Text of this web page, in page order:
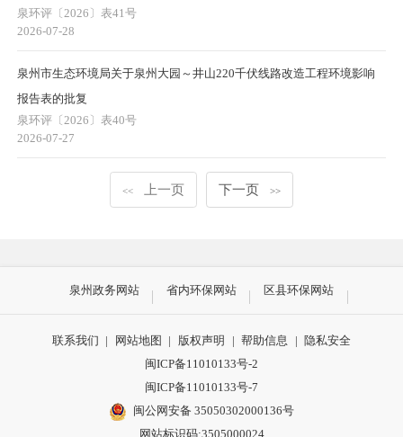
泉环评〔2026〕表41号
2026-07-28
泉州市生态环境局关于泉州大园～井山220千伏线路改造工程环境影响
报告表的批复
泉环评〔2026〕表40号
2026-07-27
<< 上一页 下一页 >>
泉州政务网站 省内环保网站 区县环保网站
联系我们 | 网站地图 | 版权声明 | 帮助信息 | 隐私安全
闽ICP备11010133号-2
闽ICP备11010133号-7
闽公网安备 35050302000136号
网站标识码:3505000024